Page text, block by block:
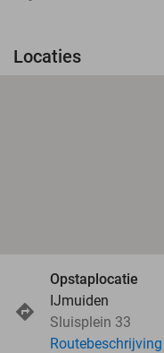
Locaties
Opstaplocatie
IJmuiden
Sluisplein 33
Routebeschrijving